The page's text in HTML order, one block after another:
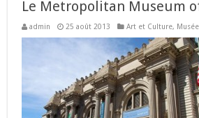
Alma Deutscher : 9 ans et un opéra
On ne peut pas s’empêcher de penser à
Le Metropolitan Museum
admin 25 août 2013 Art et Culture,